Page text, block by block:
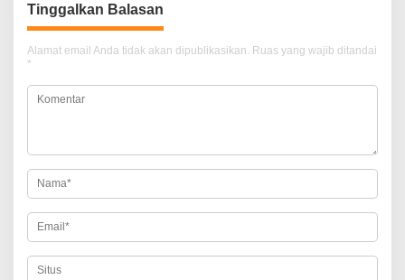
g
a
s
o
s
Tinggalkan Balasan
Alamat email Anda tidak akan dipublikasikan. Ruas yang wajib ditandai
*